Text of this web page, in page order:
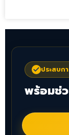
ประสบก
พร้อมช่